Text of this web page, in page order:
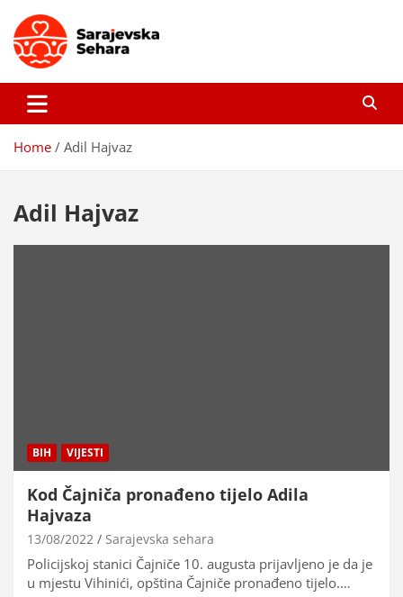
content
Sarajevska sehara
Home Adil Hajvaz
Adil Hajvaz
BIH VIJESTI
Kod Čajniča pronađeno tijelo Adila
Hajvaza
13/08/2022 Sarajevska sehara
Policijskoj stanici Čajniče 10. augusta prijavljeno je da je
u mjestu Vihinići, opština Čajniče pronađeno tijelo.…